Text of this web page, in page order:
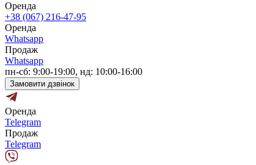
Оренда
+38 (067) 216-47-95
Оренда
Whatsapp
Продаж
Whatsapp
пн-сб: 9:00-19:00, нд: 10:00-16:00
Замовити дзвінок
Оренда
Telegram
Продаж
Telegram